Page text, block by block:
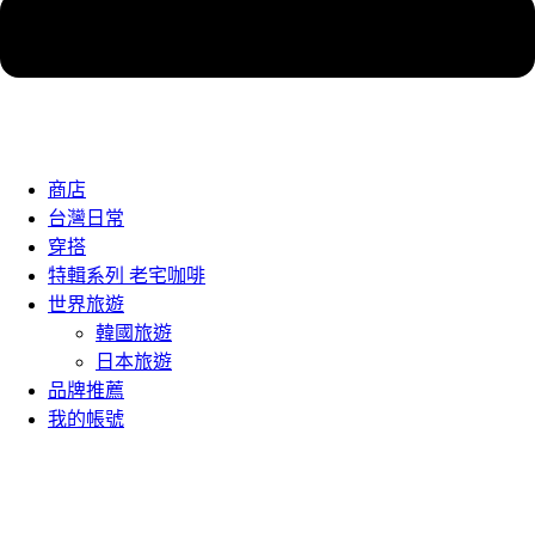
商店
台灣日常
穿搭
特輯系列 老宅咖啡
世界旅遊
韓國旅遊
日本旅遊
品牌推薦
我的帳號